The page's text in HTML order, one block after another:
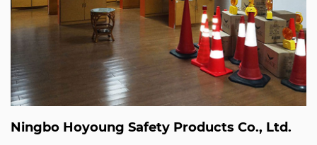
Ningbo Hoyoung Safety Products Co., Ltd.